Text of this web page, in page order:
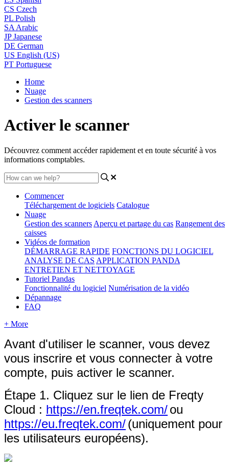
CS Czech
PL Polish
SA Arabic
JP Japanese
DE German
US English (US)
PT Portuguese
Home
Nuage
Gestion des scanners
Activer le scanner
Découvrez comment accéder rapidement et en toute sécurité à vos
informations comptables.
Commencer
Téléchargement de logiciels Catalogue
Nuage
Gestion des scanners Aperçu et partage du cas Rangement des
caisses
Vidéos de formation
DÉMARRAGE RAPIDE FONCTIONS DU LOGICIEL
ANALYSE DE CAS APPLICATION PANDA
ENTRETIEN ET NETTOYAGE
Tutoriel Pandas
Fonctionnalité du logiciel Numérisation de la vidéo
Dépannage
FAQ
+ More
Avant d'utiliser le scanner, vous devez
vous inscrire et vous connecter à votre
compte, puis activer le scanner.
Étape 1. Cliquez sur le lien de Freqty
Cloud : https://en.freqtek.com/ou
https://eu.freqtek.com/(uniquement pour
les utilisateurs européens).